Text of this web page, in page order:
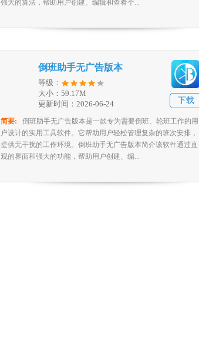
强大的算法，帮助用户创建、编辑和查看个...
倒班助手无广告版本
等级：
大小：59.17M
更新时间：2026-06-24
下载
简要:
倒班助手无广告版本是一款专为需要倒班、轮班工作的用
户设计的实用工具软件。它帮助用户轻松管理复杂的班次安排，
提供无干扰的工作环境。倒班助手无广告版本简介该软件通过直
观的界面和强大的功能，帮助用户创建、编...